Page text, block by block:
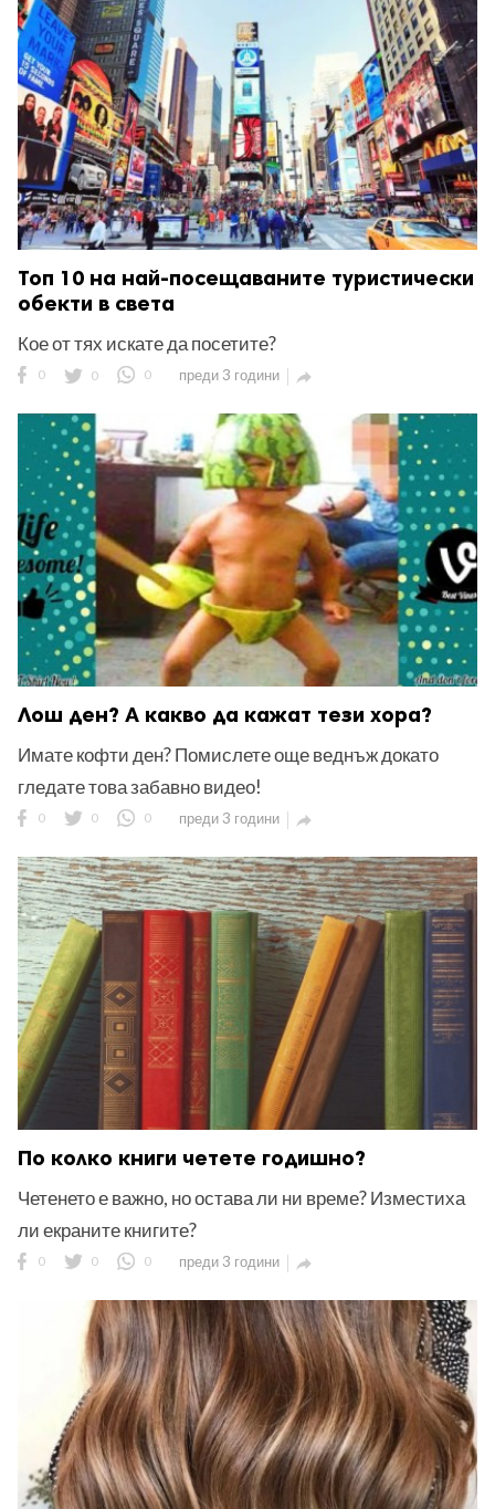
Топ 10 на най-посещаваните туристически
обекти в света
Кое от тях искате да посетите?
0 0 0 преди 3 години 
Лош ден? А какво да кажат тези хора?
Имате кофти ден? Помислете още веднъж докато
гледате това забавно видео!
0 0 0 преди 3 години 
По колко книги четете годишно?
Четенето е важно, но остава ли ни време? Изместиха
ли екраните книгите?
0 0 0 преди 3 години 